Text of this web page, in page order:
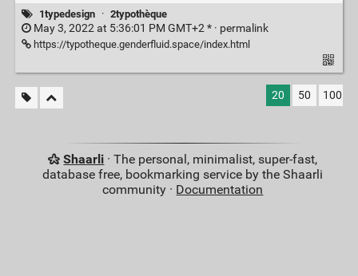
1typedesign · 2typothèque
May 3, 2022 at 5:36:01 PM GMT+2 * · permalink
https://typotheque.genderfluid.space/index.html
20 50 100
Shaarli · The personal, minimalist, super-fast,
database free, bookmarking service by the Shaarli
community · Documentation